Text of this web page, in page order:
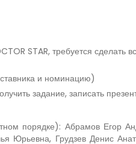
STAR, требуется сделать
и номинацию)
задание, записать
порядке): Абрамов Егор
Юрьевна, Грудзев Денис